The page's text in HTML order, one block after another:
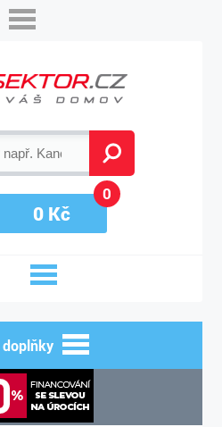
0Kč
0
doplňky